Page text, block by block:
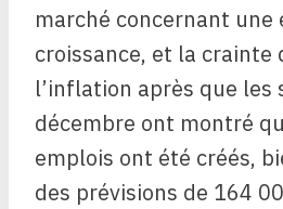
marché concernant une
croissance, et la crainte
l’inflation après que les
décembre ont montré
emplois ont été créés,
des prévisions de 164